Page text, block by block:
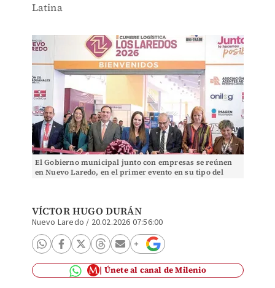
Latina
El Gobierno municipal junto con empresas se reúnen
en Nuevo Laredo, en el primer evento en su tipo del
VÍCTOR HUGO DURÁN
Nuevo Laredo / 20.02.2026 07:56:00
Únete al canal de Milenio